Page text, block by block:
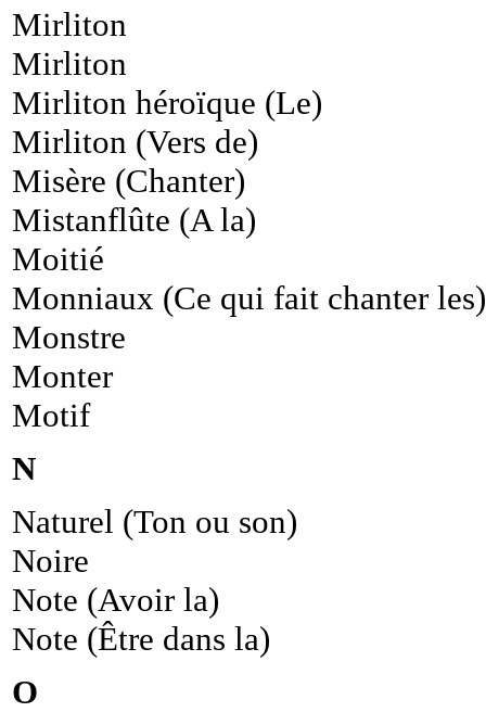
Mirliton
Mirliton
Mirliton héroïque (Le)
Mirliton (Vers de)
Misère (Chanter)
Mistanflûte (A la)
Moitié
Monniaux (Ce qui fait chanter les)
Monstre
Monter
Motif
N
Naturel (Ton ou son)
Noire
Note (Avoir la)
Note (Être dans la)
O